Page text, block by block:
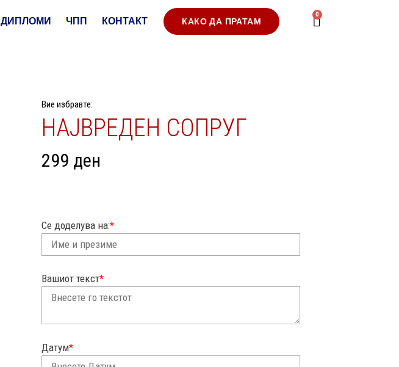
ДИПЛОМИ ЧПП КОНТАКТ КАКО ДА ПРАТАМ
0
Вие избравте:
НАЈВРЕДЕН СОПРУГ
299 ден
Се доделува на:*
Вашиот текст*
Датум*